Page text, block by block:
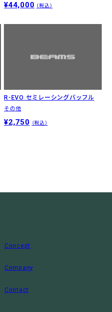
¥44,000 （税込）
R-EVO セミレーシングバッフル
その他
¥2,750 （税込）
Concept
Company
Contact